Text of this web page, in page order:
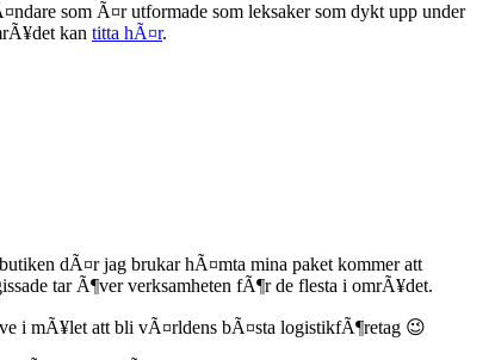
som Ã¤r utformade som leksaker som dykt upp under
kan titta hÃ¤r.
dÃ¤r jag brukar hÃ¤mta mina paket kommer att
tar Ã¶ver verksamheten fÃ¶r de flesta i omrÃ¥det.
i mÃ¥let att bli vÃ¤rldens bÃ¤sta logistikfÃ¶retag 😉